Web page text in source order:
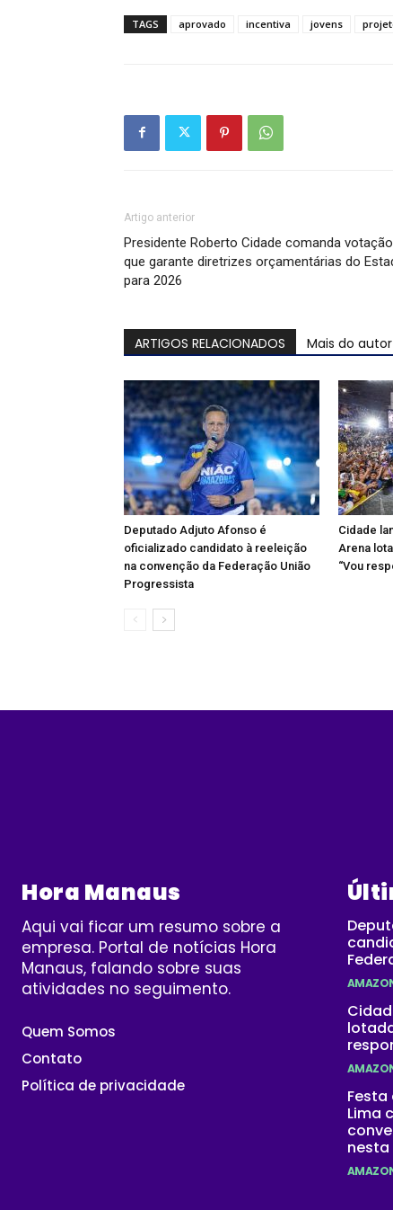
TAGS aprovado incentiva jovens
Artigo anterior
Presidente Roberto Cidade comanda votação
que garante diretrizes orçamentárias do
para 2026
ARTIGOS RELACIONADOS Mais do autor
Deputado Adjuto Afonso é
oficializado candidato à reeleição
na convenção da Federação União
Progressista
Cidade
Arena
“Vou
Hora Manaus
Aqui vai ficar um resumo sobre a
empresa. Portal de notícias Hora
Manaus, falando sobre suas
atividades no seguimento.
Quem Somos
Contato
Política de privacidade
Festa
Lima